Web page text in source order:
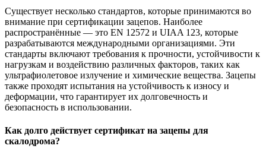
Существует несколько стандартов, которые принимаются во
внимание при сертификации зацепов. Наиболее
распространённые — это EN 12572 и UIAA 123, которые
разрабатываются международными организациями. Эти
стандарты включают требования к прочности, устойчивости к
нагрузкам и воздействию различных факторов, таких как
ультрафиолетовое излучение и химические вещества. Зацепы
также проходят испытания на устойчивость к износу и
деформации, что гарантирует их долговечность и
безопасность в использовании.
Как долго действует сертификат на зацепы для
скалодрома?